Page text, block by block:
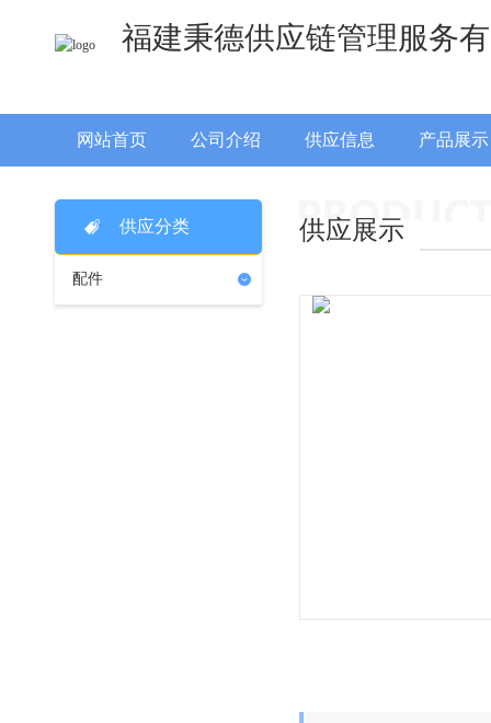
福建秉德供应链管理服务
网站首页 公司介绍 供应信息 产品展示
供应分类
配件
供应展示